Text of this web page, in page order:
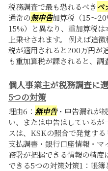
税務調査で最も恐れるべきペ
通常の無申告加算税（15〜
15%）と異なり、重加算税
上乗せされます。 例えば追
税が適用されると200万円が
も重加算税が課されると、調
個人事業主が税務調査に
5つの対策
理由6： 無申告・申告漏れが
い、または申告はしている
スは、KSKの照合で発覚する
支払調書・銀行口座情報・マ
務署が把握できる情報の精度
できる5つの対策対策1：帳